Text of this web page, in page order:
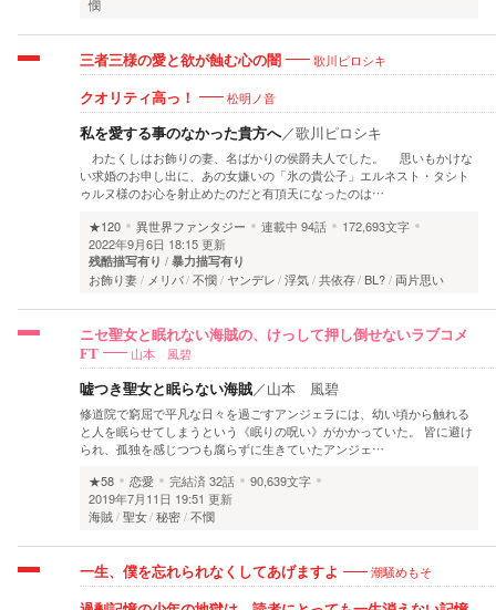
憫
三者三様の愛と欲が蝕む心の闇 歌川ピロシキ
クオリティ高っ！ 松明ノ音
私を愛する事のなかった貴方へ／歌川ピロシキ
わたくしはお飾りの妻、名ばかりの侯爵夫人でした。 思いもかけな
い求婚のお申し出に、あの女嫌いの「氷の貴公子」エルネスト・タシト
ゥルヌ様のお心を射止めたのだと有頂天になったのは…
★120
異世界ファンタジー 連載中 94話
172,693文字
2022年9月6日 18:15 更新
残酷描写有り 暴力描写有り
お飾り妻 メリバ 不憫 ヤンデレ 浮気 共依存 BL? 両片思い
ニセ聖女と眠れない海賊の、けっして押し倒せないラブコメ
FT
山本 風碧
嘘つき聖女と眠らない海賊／山本 風碧
修道院で窮屈で平凡な日々を過ごすアンジェラには、幼い頃から触れる
と人を眠らせてしまうという《眠りの呪い》がかかっていた。 皆に避け
られ、孤独を感じつつも腐らずに生きていたアンジェ…
★58
恋愛 完結済32話
90,639文字
2019年7月11日 19:51 更新
海賊 聖女 秘密 不憫
一生、僕を忘れられなくしてあげますよ 潮騒めもそ